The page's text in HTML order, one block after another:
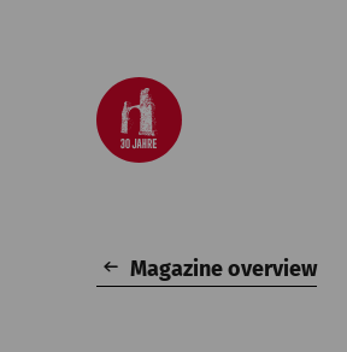
Magazine overview